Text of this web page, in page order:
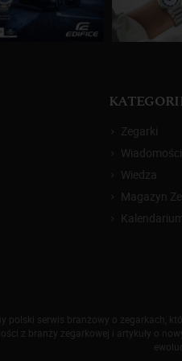
Zegarki
Wiadomości
Wiedza
Magazyn
polski serwis branżowy o zegarkach,
z branży zegarkowej i artykuły o